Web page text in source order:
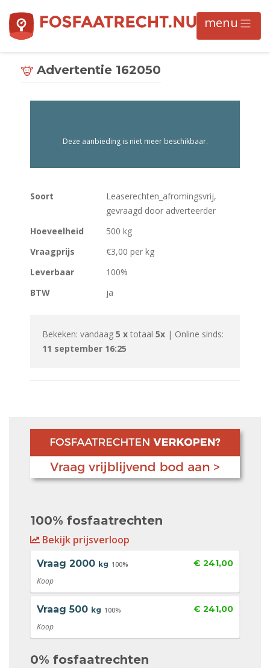
Advertentie 162050
Soort
Leaserechten_afromingsvrij,
gevraagd door adverteerder
Hoeveelheid
500 kg
Vraagprijs
€3,00 per kg
Leverbaar
100%
BTW
ja
Bekeken: vandaag 5 x totaal 5x | Online sinds:
11 september 16:25
Deze aanbieding is niet meer beschikbaar.
100% fosfaatrechten
Bekijk prijsverloop
Vraag 2000 kg 100% € 241,00
Koop
Vraag 500 kg 100% € 241,00
Koop
0% fosfaatrechten